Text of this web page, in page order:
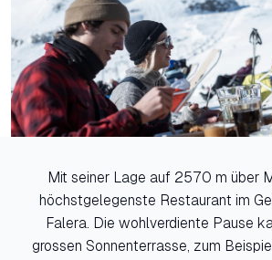
Mit seiner Lage auf 2570 m über
höchstgelegenste Restaurant im
Falera. Die wohlverdiente Pause
grossen Sonnenterrasse, zum